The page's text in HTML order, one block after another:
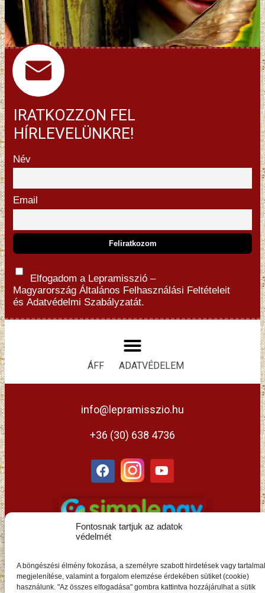
Fontosnak tartjuk az adatok
védelmét
A böngészési élmény fokozása, a személyre szabott hirdetések vagy
megjelenítése, valamint a forgalom elemzése érdekében sütiket (cookie)
használunk. "Az összes elfogadása" gombra kattintva hozzájárulhat a sütik
IRATKOZZON FEL
HÍRLEVELÜNKRE!
Név
Email
Elfogadom a Lepramisszió –
Magyarország Általános Felhasználási Feltételeit
és Adatvédelmi Szabályzatát.
ÁFF ADATVÉDELEM
info@lepramisszio.hu
+36 (30) 638 4736